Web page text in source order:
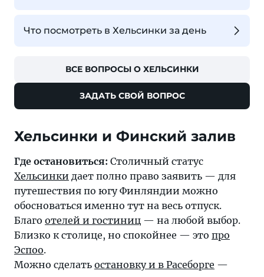
Что посмотреть в Хельсинки за день
ВСЕ ВОПРОСЫ О ХЕЛЬСИНКИ
ЗАДАТЬ СВОЙ ВОПРОС
Где остановиться: Столичный статус
Хельсинки дает полно право заявить — для
путешествия по югу Финляндии можно
обосноваться именно тут на весь отпуск.
Благо отелей и гостиниц — на любой выбор.
Близко к столице, но спокойнее — это про
Эспоо.
Можно сделать остановку и в Расеборге —